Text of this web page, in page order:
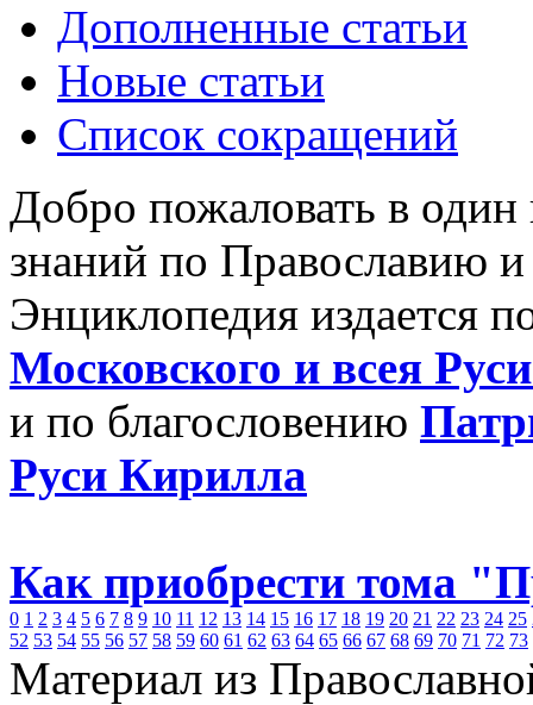
Дополненные статьи
Новые статьи
Список сокращений
Добро пожаловать в
знаний по Православию
Энциклопедия издается
Московского и всея
и по благословению
Руси Кирилла
Как приобрести тома
0 1 2 3 4 5 6 7 8 9 10 11 12 13 14 15 16 17 18 19 20 21 22 23 24 25
52 53 54 55 56 57 58 59 60 61 62 63 64 65 66 67 68 69 70 71 72 73
Материал из